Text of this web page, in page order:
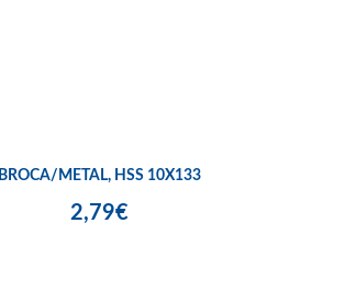
BROCA/METAL, HSS 10X133
2,79€